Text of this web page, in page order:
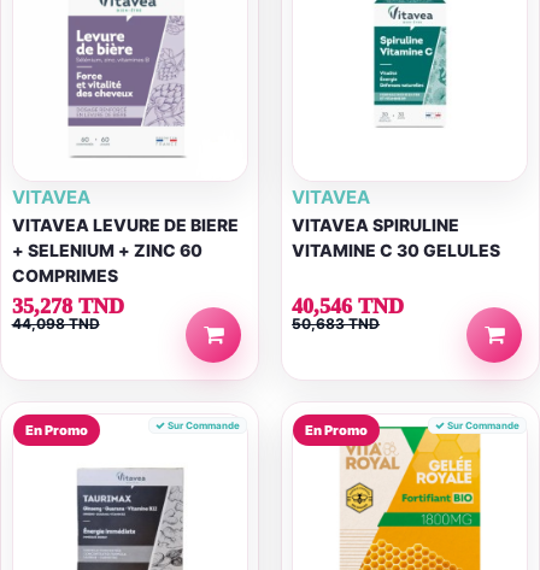
VITAVEA
VITAVEA LEVURE DE BIERE
+ SELENIUM + ZINC 60
COMPRIMES
35,278 TND
44,098 TND
VITAVEA
VITAVEA SPIRULINE
VITAMINE C 30 GELULES
40,546 TND
50,683 TND
En Promo Sur Commande En Promo Sur Commande